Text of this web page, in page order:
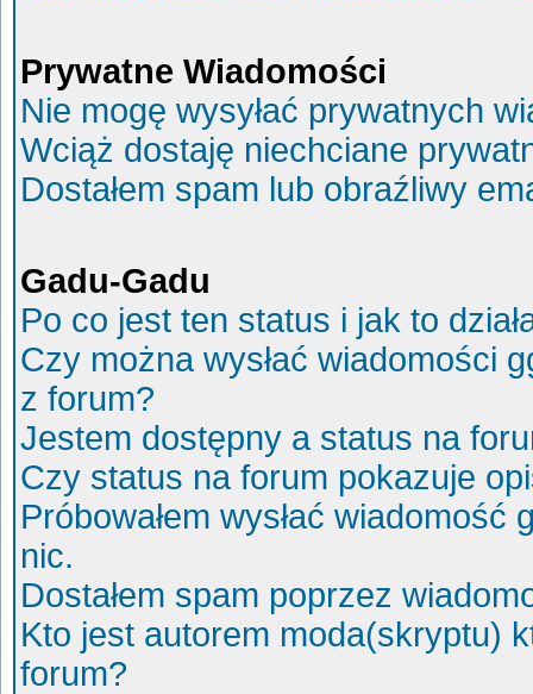
Prywatne Wiadomości
Nie mogę wysyłać prywatnych
Wciąż dostaję niechciane
Dostałem spam lub obraźliwy
Gadu-Gadu
Po co jest ten status i jak to
Czy można wysłać wiadomości
z forum?
Jestem dostępny a status na
Czy status na forum pokazuje
Próbowałem wysłać
nic.
Dostałem spam poprzez
Kto jest autorem moda(skryptu)
forum?